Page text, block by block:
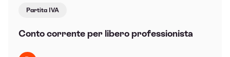
Partita IVA
Conto corrente per libero professionista